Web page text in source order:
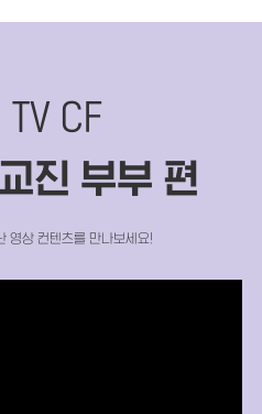
CF
진 부부 편
영상 컨텐츠를 만나보세요!